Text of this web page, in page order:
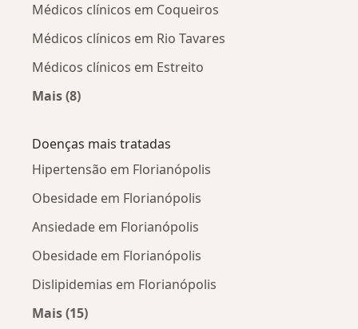
Médicos clínicos em Coqueiros
Médicos clínicos em Rio Tavares
Médicos clínicos em Estreito
Mais (8)
Doenças mais tratadas
Hipertensão em Florianópolis
Obesidade em Florianópolis
Ansiedade em Florianópolis
Obesidade em Florianópolis
Dislipidemias em Florianópolis
Mais (15)